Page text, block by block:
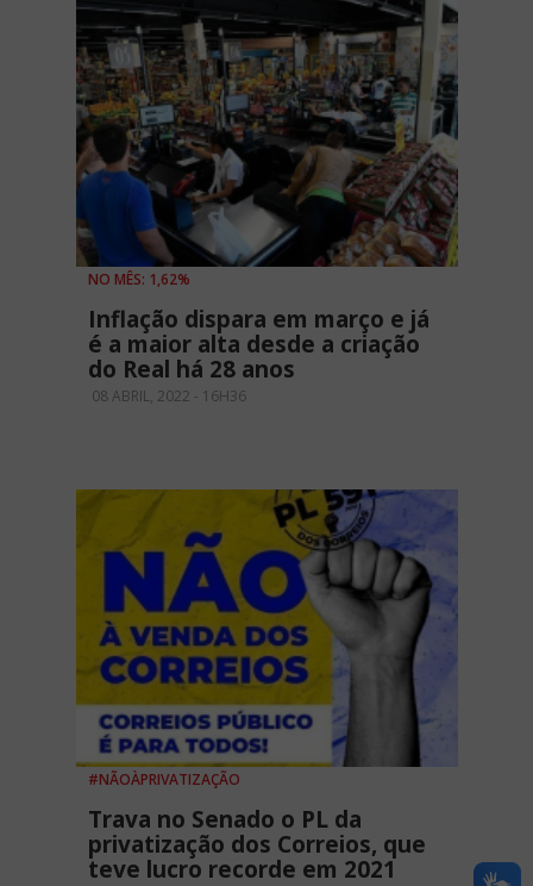
NO MÊS: 1,62%
Inflação dispara em março e já
é a maior alta desde a criação
do Real há 28 anos
08 ABRIL, 2022 - 16H36
#NÃOÀPRIVATIZAÇÃO
Trava no Senado o PL da
privatização dos Correios, que
teve lucro recorde em 2021